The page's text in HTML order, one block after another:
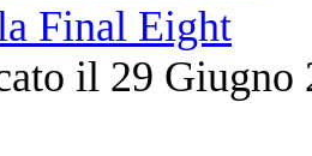
Final Eight
il 29 Giugno